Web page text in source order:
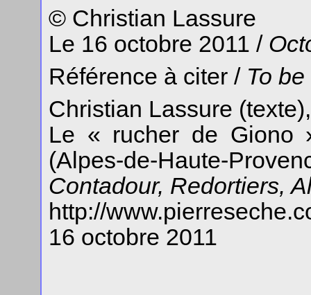
© Christian Lassure
Le 16 octobre 2011 /
Référence à citer / To
Christian Lassure
Le « rucher de Giono
(Alpes-de-Haute-
Contadour, Redortiers,
http://
16 octobre 2011